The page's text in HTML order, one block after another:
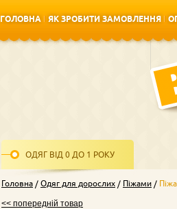
ГОЛОВНА
ЯК ЗРОБИТИ ЗАМОВЛЕННЯ
ОДЯГ ВІД 0 ДО 1 РОКУ
Головна Одяг для дорослих Піжами
<< попередній товар